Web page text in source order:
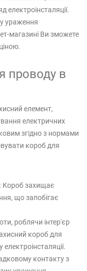
електроінсталяції.
ураження
магазині Ви зможете
проводу в
елемент,
електричних
згідно з нормами
короб для
Короб захищає
що запобігає
роблячи інтер'єр
короб для
контакту з